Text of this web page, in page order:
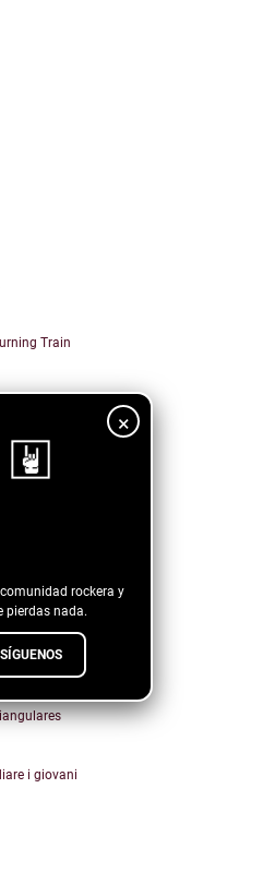
×
rockera y
pierdas nada.
SÍGUENOS
Train
LIGHTS
hear
Fire
i giovani